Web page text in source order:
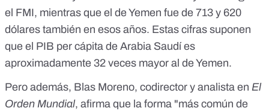
el FMI, mientras que el de Yemen fue de 713 y 620
dólares también en esos años. Estas cifras suponen
que el PIB per cápita de Arabia Saudí es
aproximadamente 32 veces mayor al de Yemen.
Pero además, Blas Moreno, codirector y analista en El
Orden Mundial, afirma que la forma "más común de